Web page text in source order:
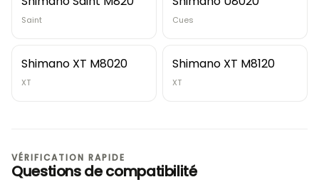
Saint Cues
Shimano XT M8020
XT
Shimano XT M8120
XT
VÉRIFICATION RAPIDE
Questions de compatibilité